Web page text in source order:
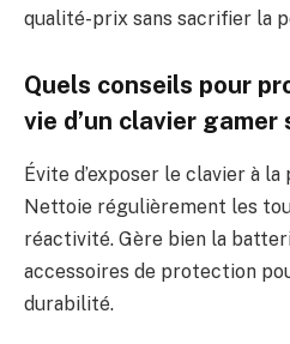
qualité-prix sans sacrifier la
Quels conseils pour
vie d’un clavier gamer
Évite d’exposer le clavier à
Nettoie régulièrement les
réactivité. Gère bien la
accessoires de protection
durabilité.